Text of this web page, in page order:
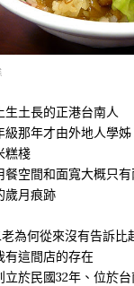
生土長的正港台南人
級那年才由外地人學姊
糕棧
餐空間和面寬大概只
歲月痕跡
為何從來沒有告訴比
有這間店的存在
立於民國32年、位於